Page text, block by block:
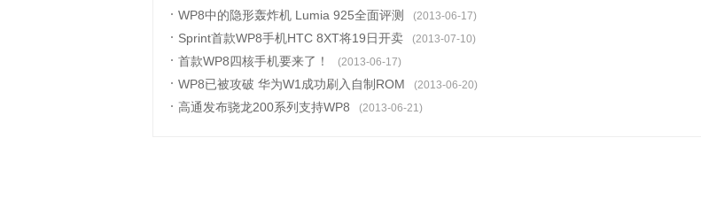
WP8中的隐形轰炸机 Lumia 925全面评测 (2013-06-17)
Sprint首款WP8手机HTC 8XT将19日开卖 (2013-07-10)
首款WP8四核手机要来了！ (2013-06-17)
WP8已被攻破 华为W1成功刷入自制ROM (2013-06-20)
高通发布骁龙200系列支持WP8 (2013-06-21)